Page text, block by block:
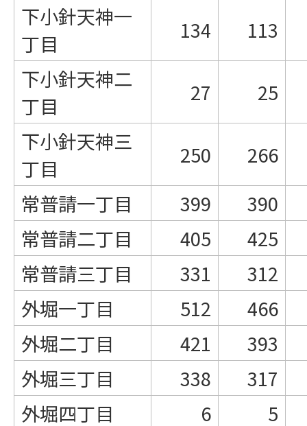
下小針天神一
丁目
134
113
下小針天神二
丁目
27
25
下小針天神三
丁目
250
266
常普請一丁目
399
390
常普請二丁目
405
425
常普請三丁目
331
312
外堀一丁目
512
466
外堀二丁目
421
393
外堀三丁目
338
317
外堀四丁目
6
5